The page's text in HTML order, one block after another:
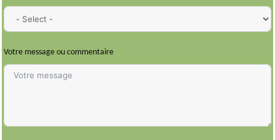
Votre message ou commentaire